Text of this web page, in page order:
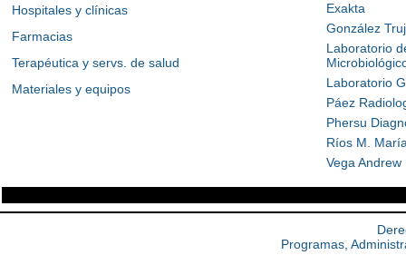
Hospitales y clínicas
Farmacias
Terapéutica y servs. de salud
Materiales y equipos
Exakta
González
Laboratorio
Laboratorio
Páez
Phersu
Ríos M.
Vega Andrew
Programas,